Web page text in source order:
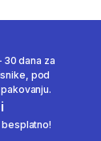
30 dana za
pod